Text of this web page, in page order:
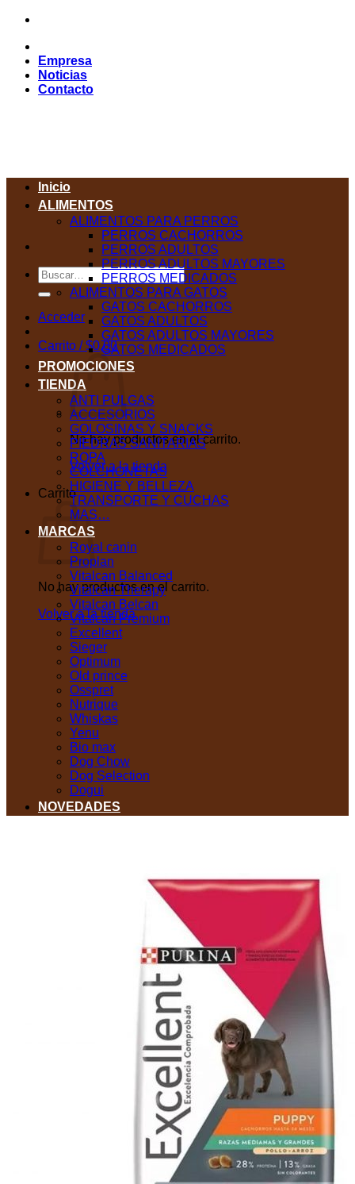
Saltar
contenido
Empresa
Noticias
Contacto
Buscar
por:
Acceder
Carrito /$0,00
No hay productos en el carrito.
Volver a la tienda
Carrito
No hay productos en el carrito.
Volver a la tienda
Inicio
ALIMENTOS
ALIMENTOS PARA PERROS
PERROS CACHORROS
PERROS ADULTOS
PERROS ADULTOS MAYORES
PERROS MEDICADOS
ALIMENTOS PARA GATOS
GATOS CACHORROS
GATOS ADULTOS
GATOS ADULTOS MAYORES
GATOS MEDICADOS
PROMOCIONES
TIENDA
ANTI PULGAS
ACCESORIOS
GOLOSINAS Y SNACKS
PIEDRAS SANITARIAS
ROPA
COLCHONETAS
HIGIENE Y BELLEZA
TRANSPORTE Y CUCHAS
MAS…
MARCAS
Royal canin
Proplan
Vitalcan Balanced
Vitalcan Therapy
Vitalcan Belcan
Vitalcan Premium
Excellent
Sieger
Optimum
Old prince
Osspret
Nutrique
Whiskas
Yenu
Bio max
Dog Chow
Dog Selection
Dogui
NOVEDADES